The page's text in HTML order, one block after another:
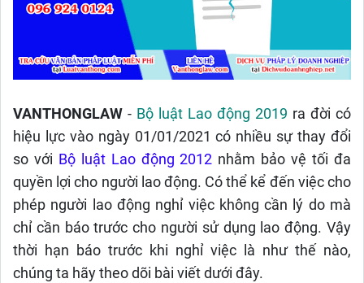
VANTHONGLAW - Bộ luật Lao động 2019 ra đời có
hiệu lực vào ngày 01/01/2021 có nhiều sự thay đổi
so với Bộ luật Lao động 2012 nhằm bảo vệ tối đa
quyền lợi cho người lao động. Có thể kể đến việc cho
phép người lao động nghỉ việc không cần lý do mà
chỉ cần báo trước cho người sử dụng lao động. Vậy
thời hạn báo trước khi nghỉ việc là như thế nào,
chúng ta hãy theo dõi bài viết dưới đây.